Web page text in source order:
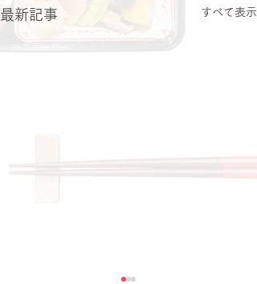
最新記事 すべて表示